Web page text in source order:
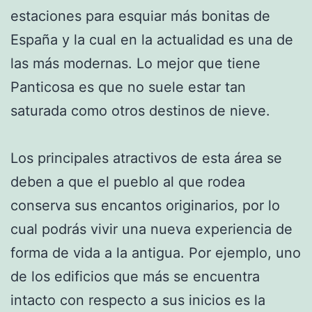
estaciones para esquiar más bonitas de
España y la cual en la actualidad es una de
las más modernas. Lo mejor que tiene
Panticosa es que no suele estar tan
saturada como otros destinos de nieve.
Los principales atractivos de esta área se
deben a que el pueblo al que rodea
conserva sus encantos originarios, por lo
cual podrás vivir una nueva experiencia de
forma de vida a la antigua. Por ejemplo, uno
de los edificios que más se encuentra
intacto con respecto a sus inicios es la